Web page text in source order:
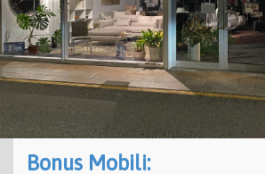
Bonus Mobili: